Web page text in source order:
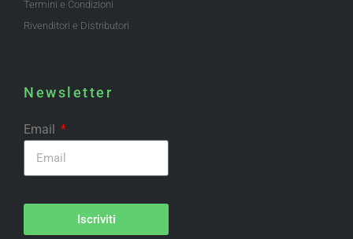
Termini e Condizioni
Rivenditori e Distributori
Newsletter
Email
Iscriviti